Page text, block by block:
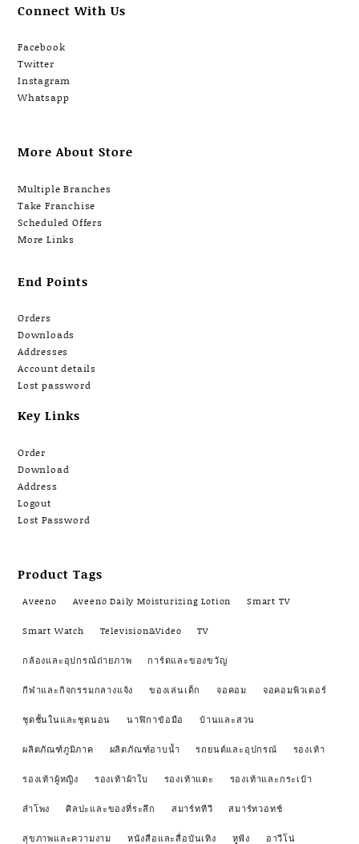
Connect With Us
Facebook
Twitter
Instagram
Whatsapp
More About Store
Multiple Branches
Take Franchise
Scheduled Offers
More Links
End Points
Orders
Downloads
Addresses
Account details
Lost password
Key Links
Order
Download
Address
Logout
Lost Password
Product Tags
Aveeno Aveeno Daily Moisturizing Lotion Smart TV
Smart Watch Television&Video TV
กล้องและอุปกรณ์ถ่ายภาพ การ์ดและของขวัญ
กีฬาและกิจกรรมกลางแจ้ง ของเล่นเด็ก จอคอม จอคอมพิวเตอร์
ชุดชั้นในและชุดนอน นาฬิกาข้อมือ บ้านและสวน
ผลิตภัณฑ์ภูมิภาค ผลิตภัณฑ์อาบน้ำ รถยนต์และอุปกรณ์ รองเท้า
รองเท้าผู้หญิง รองเท้าผ้าใบ รองเท้าแตะ รองเท้าและกระเป๋า
ลำโพง ศิลปะและของที่ระลึก สมาร์ททีวี สมาร์ทวอทช์
สุขภาพและความงาม หนังสือและสื่อบันเทิง หูฟัง อาวีโน่